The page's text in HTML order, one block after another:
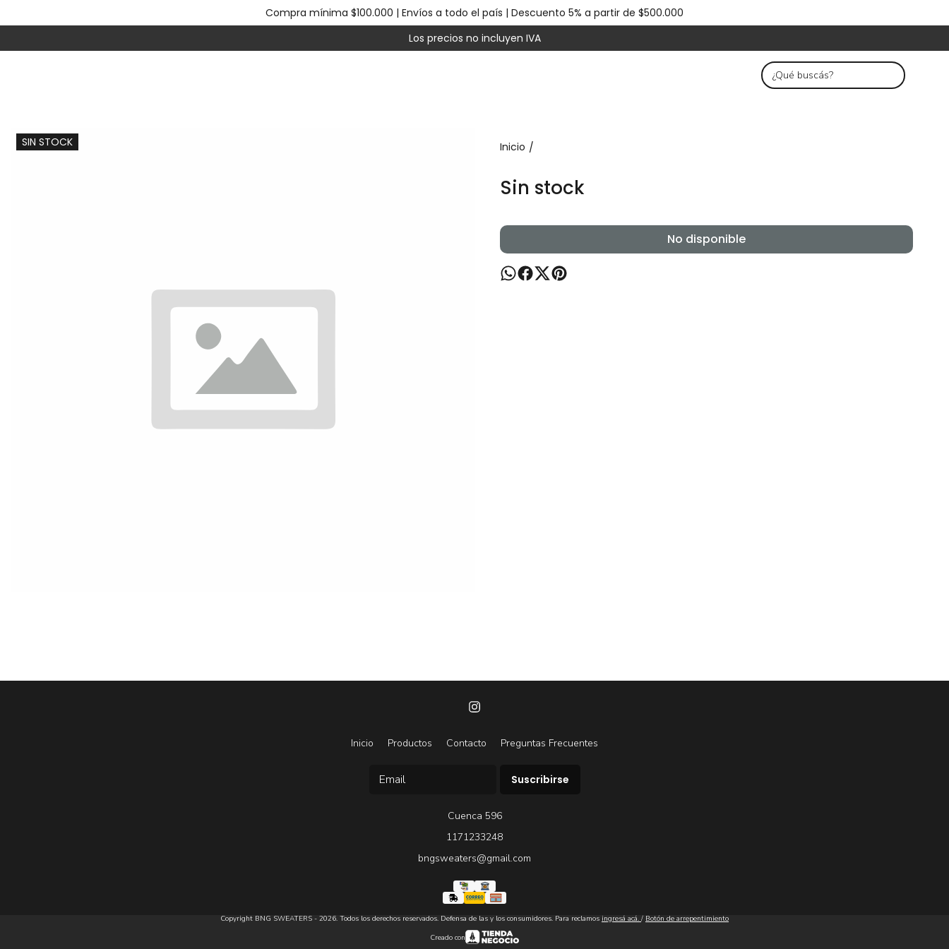
Compra mínima $100.000 | Envíos a todo el país | Descuento 5% a partir de $500.000
Los precios no incluyen IVA
SIN STOCK Inicio /
Sin stock
No disponible
Inicio Productos Contacto Preguntas Frecuentes
Suscribirse
Cuenca 596
1171233248
bngsweaters@gmail.com
Copyright BNG SWEATERS - 2026. Todos los derechos reservados. Defensa de las y los consumidores. Para reclamos ingresá acá. / Botón de arrepentimiento
Creado con